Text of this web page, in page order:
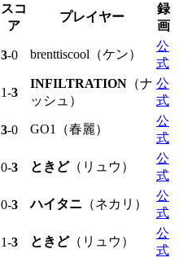
スコ
ア
プレイヤー
録
画
3-0 brenttiscool（ケン）
公
式
1-3
INFILTRATION （ナ
ッシュ）
公
式
3-0 GO1（春麗）
公
式
0-3 ときど（リュウ）
公
式
0-3 ハイタニ （ネカリ）
公
式
1-3 ときど（リュウ）
公
式